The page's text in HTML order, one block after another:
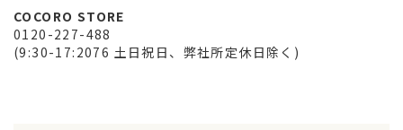
COCORO STORE
0120-227-488
(9:30-17:2076 土日祝日、弊社所定休日除く)